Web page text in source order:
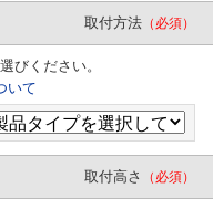
取付方法 （必須）
びください。
いて
取付高さ （必須）